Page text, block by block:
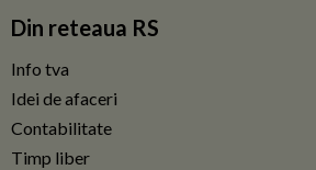
Din reteaua RS
Info tva
Idei de afaceri
Contabilitate
Timp liber